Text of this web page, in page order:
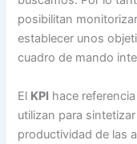
posibilitan
establecer unos
cuadro de mando
El KPI hace
utilizan para
productividad de las